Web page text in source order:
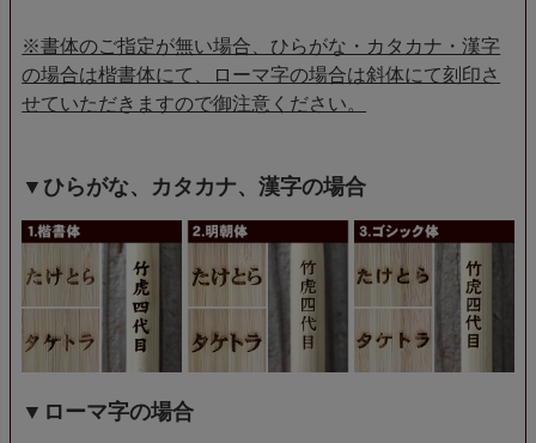
※書体のご指定が無い場合、ひらがな・カタカナ・漢字
の場合は楷書体にて、ローマ字の場合は斜体にて刻印さ
せていただきますので御注意ください。
▼ひらがな、カタカナ、漢字の場合
▼ローマ字の場合